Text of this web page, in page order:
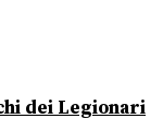
dei Legionari